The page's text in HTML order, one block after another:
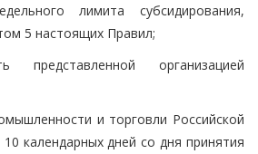
лимита субсидирования,
5 настоящих Правил;
представленной организацией
и торговли Российской
календарных дней со дня принятия